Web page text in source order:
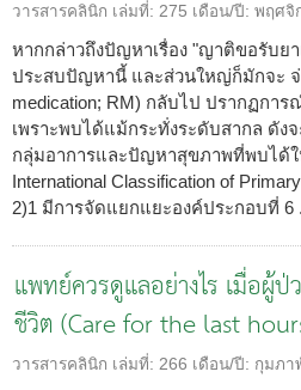
วารสารคลินิก เล่มที่: 275 เดือน/ปี: พฤศจิ
หากกล่าวถึงปัญหาเรื่อง "ญาติขอรับย
ประสบปัญหานี้ และส่วนใหญ่ก็มักจะ จ่
medication; RM) กลับไป ปรากฏกา
เพราะพบได้แม้กระทั่งระดับสากล ดัง
กลุ่มอาการและปัญหาสุขภาพที่พบได้
International Classification of
2)1 มีการจัดแยกแยะองค์ประกอบที่ 6
แพทย์ควรดูแลอย่างไร เมื่อผู้ป่
ชีวิต (Care for the last
วารสารคลินิก เล่มที่: 266 เดือน/ปี: กุมภา